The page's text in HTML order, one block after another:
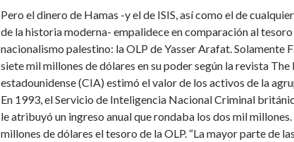
Pero el dinero de Hamas -y el de ISIS, así como el de
de la historia moderna- empalidece en comparación al
nacionalismo palestino: la OLP de Yasser Arafat. Solamente
siete mil millones de dólares en su poder según la revista
estadounidense (CIA) estimó el valor de los activos de la
En 1993, el Servicio de Inteligencia Nacional Criminal
le atribuyó un ingreso anual que rondaba los dos mil
millones de dólares el tesoro de la OLP. “La mayor parte